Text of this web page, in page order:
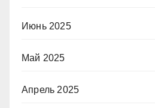
Июнь 2025
Май 2025
Апрель 2025